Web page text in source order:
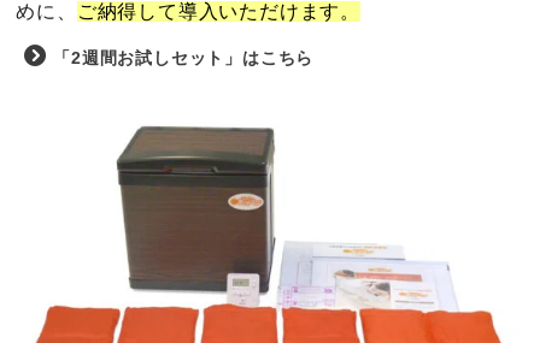
めに、
ご納得して導入いただけます。
「2週間お試しセット」はこちら